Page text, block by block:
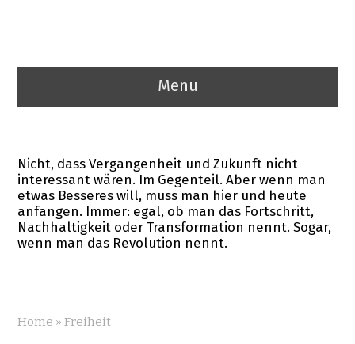
Menu
Nicht, dass Vergangenheit und Zukunft nicht
interessant wären. Im Gegenteil. Aber wenn man
etwas Besseres will, muss man hier und heute
anfangen. Immer: egal, ob man das Fortschritt,
Nachhaltigkeit oder Transformation nennt. Sogar,
wenn man das Revolution nennt.
Home » Freiheit